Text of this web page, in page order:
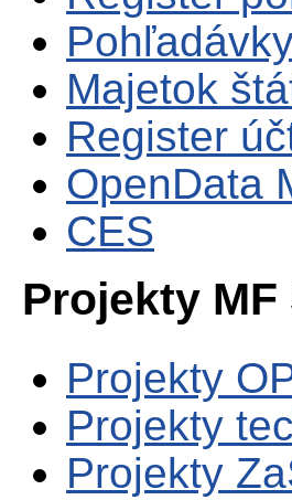
Majetok
Register
OpenData
CES
Projekty MF
Projekty
Projekty
Projekty